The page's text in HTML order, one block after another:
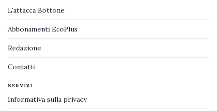
L'attacca Bottone
Abbonamenti EcoPlus
Redazione
Contatti
SERVIZI
Informativa sulla privacy